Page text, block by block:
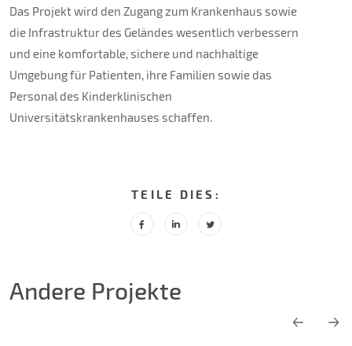
Das Projekt wird den Zugang zum Krankenhaus sowie
die Infrastruktur des Geländes wesentlich verbessern
und eine komfortable, sichere und nachhaltige
Umgebung für Patienten, ihre Familien sowie das
Personal des Kinderklinischen
Universitätskrankenhauses schaffen.
TEILE DIES:
Andere Projekte